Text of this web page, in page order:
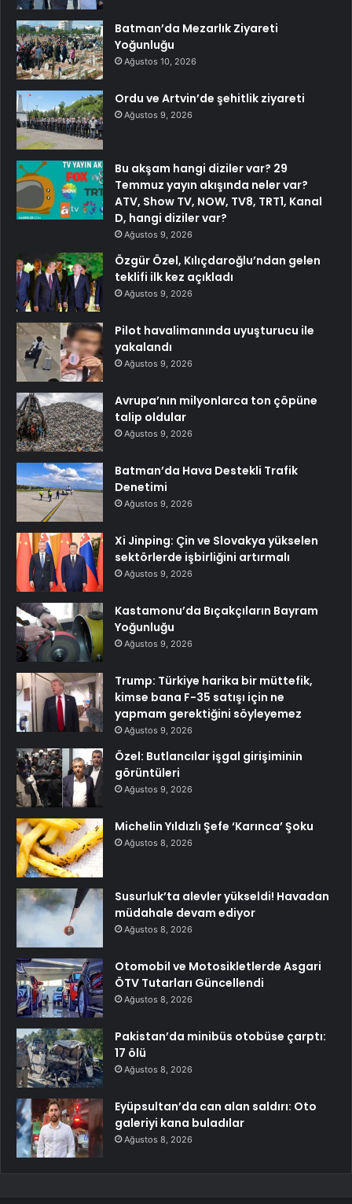
Batman’da Mezarlık Ziyareti
Yoğunluğu
Ağustos 10, 2026
Ordu ve Artvin’de şehitlik ziyareti
Ağustos 9, 2026
Bu akşam hangi diziler var? 29
Temmuz yayın akışında neler var?
ATV, Show TV, NOW, TV8, TRT1, Kanal
D, hangi diziler var?
Ağustos 9, 2026
Özgür Özel, Kılıçdaroğlu’ndan gelen
teklifi ilk kez açıkladı
Ağustos 9, 2026
Pilot havalimanında uyuşturucu ile
yakalandı
Ağustos 9, 2026
Avrupa’nın milyonlarca ton çöpüne
talip oldular
Ağustos 9, 2026
Batman’da Hava Destekli Trafik
Denetimi
Ağustos 9, 2026
Xi Jinping: Çin ve Slovakya yükselen
sektörlerde işbirliğini artırmalı
Ağustos 9, 2026
Kastamonu’da Bıçakçıların Bayram
Yoğunluğu
Ağustos 9, 2026
Trump: Türkiye harika bir müttefik,
kimse bana F-35 satışı için ne
yapmam gerektiğini söyleyemez
Ağustos 9, 2026
Özel: Butlancılar işgal girişiminin
görüntüleri
Ağustos 9, 2026
Michelin Yıldızlı Şefe ‘Karınca’ Şoku
Ağustos 8, 2026
Susurluk’ta alevler yükseldi! Havadan
müdahale devam ediyor
Ağustos 8, 2026
Otomobil ve Motosikletlerde Asgari
ÖTV Tutarları Güncellendi
Ağustos 8, 2026
Pakistan’da minibüs otobüse çarptı:
17 ölü
Ağustos 8, 2026
Eyüpsultan’da can alan saldırı: Oto
galeriyi kana buladılar
Ağustos 8, 2026